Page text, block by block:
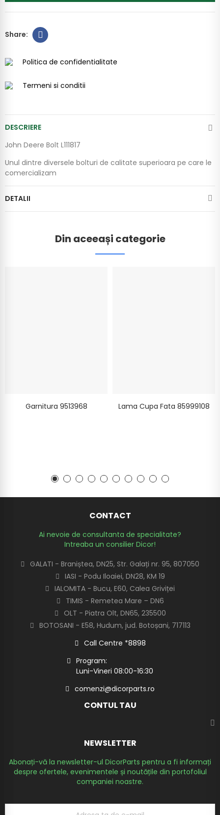
Politica de confidentialitate
Termeni si conditii
DESCRIERE
John Deere Bolt L111817
Unul dintre diversele bolturi de calitate superioara pe care le
comercializam
DETALII
Din aceeași categorie
Garnitura 9513968 Lama Cupa Fata 85999108
CONTACT
Ai nevoie de consultanta de specialitate?
Intreaba un consilier Dicor!
GALATI - Braniștea, DN25, Str. Galați nr. 95, 807050
IASI - Podu Iloaiei, DN28, KM 19
IALOMITA - Bucu, E60, Calea Griviței
TIMIS - Remetea Mare – DN6
OLT - Piatra Olt, DN65, 235500
BOTOSANI - E58, Hudum, jud. Botoșani, 717113
Call Centre *8898
Program:
Luni-Vineri 08:00-16:30
comenzi@dicorparts.ro
CONTUL TAU
NEWSLETTER
Abonați-vă la newsletter-ul DicorParts pentru a fi informați
despre ofertele, evenimentele și noutățile din portofoliul
companiei noastre.